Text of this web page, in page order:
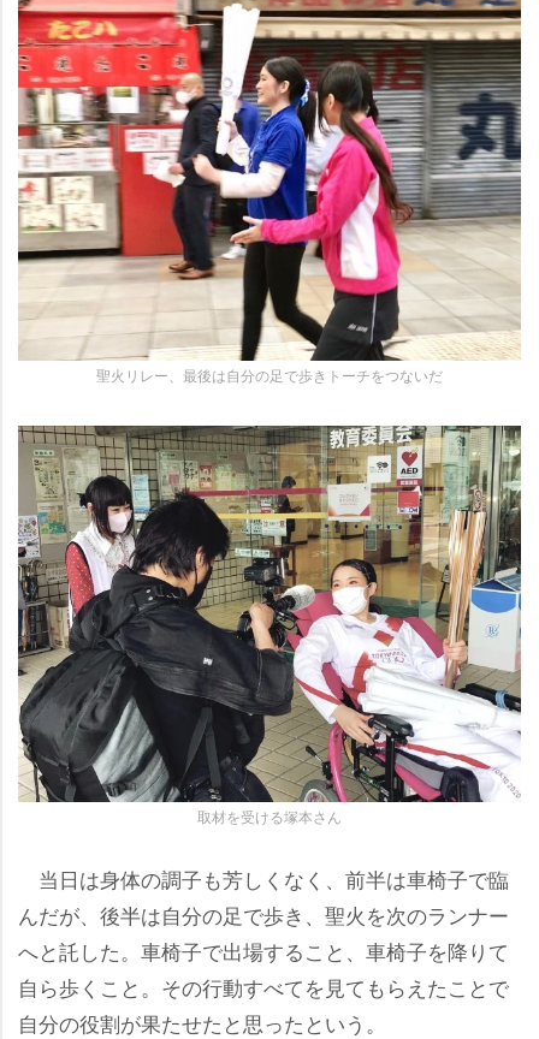
聖火リレー、最後は自分の足で歩きトーチをつないだ
取材を受ける塚本さん
当日は身体の調子も芳しくなく、前半は車椅子で臨
んだが、後半は自分の足で歩き、聖火を次のランナー
へと託した。車椅子で出場すること、車椅子を降りて
自ら歩くこと。その行動すべてを見てもらえたことで
自分の役割が果たせたと思ったという。